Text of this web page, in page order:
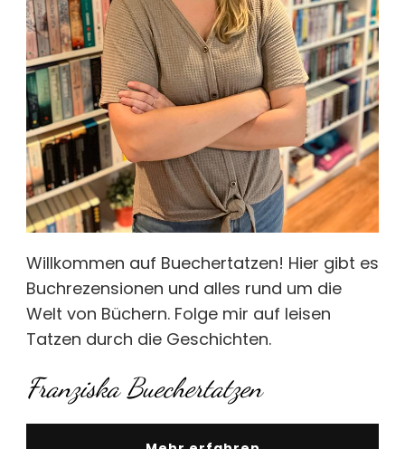
Willkommen auf Buechertatzen! Hier gibt es
Buchrezensionen und alles rund um die
Welt von Büchern. Folge mir auf leisen
Tatzen durch die Geschichten.
Franziska Buechertatzen